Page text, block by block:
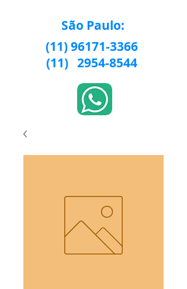
São Paulo:
(11) 96171-3366
(11) 2954-8544